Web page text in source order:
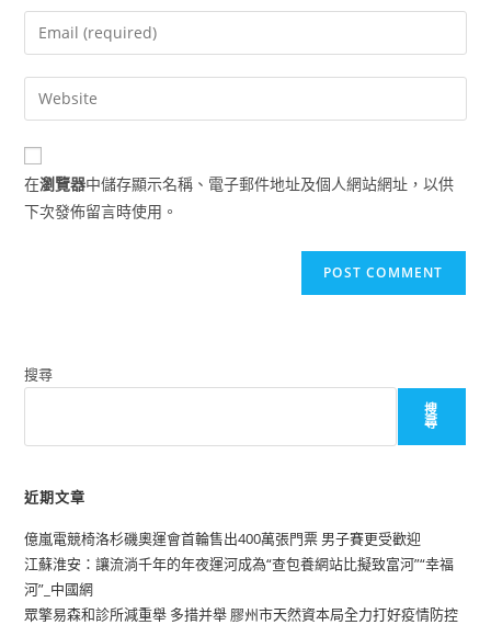
name
comment
Enter
your
email
address
comment
Enter
your
website
URL
(optional)
在瀏覽器中儲存顯示名稱、電子郵件地址及個人網站網址，以供
下次發佈留言時使用。
搜尋
搜
尋
近期文章
億嵐電競椅洛杉磯奧運會首輪售出400萬張門票 男子賽更受歡迎
江蘇淮安：讓流淌千年的年夜運河成為“查包養網站比擬致富河”“幸福
河”_中國網
眾擎易森和診所減重舉 多措并舉 膠州市天然資本局全力打好疫情防控